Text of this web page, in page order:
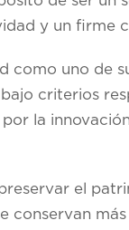
y un firme
uno de
criterios
la
el
conservan